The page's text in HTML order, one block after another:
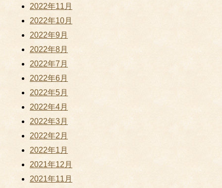
2022年11月
2022年10月
2022年9月
2022年8月
2022年7月
2022年6月
2022年5月
2022年4月
2022年3月
2022年2月
2022年1月
2021年12月
2021年11月